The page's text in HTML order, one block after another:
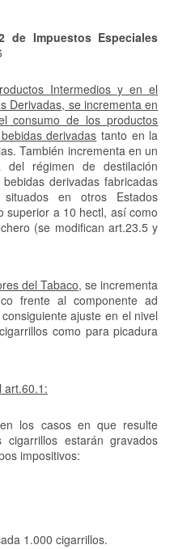
de Impuestos Especiales
Intermedios y en el
Derivadas, se incrementa en
consumo de los productos
derivadas tanto en la
También incrementa en un
régimen de destilación
derivadas fabricadas
situados en otros Estados
superior a 10 hectl, así como
(se modifican art.23.5 y
del Tabaco, se incrementa
frente al componente ad
ajuste en el nivel
como para picadura
art.60.1:
los casos en que resulte
estarán gravados
impositivos:
1.000 cigarrillos.